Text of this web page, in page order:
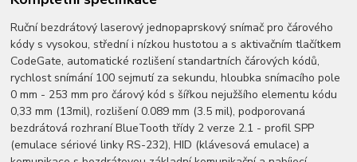
Ruční bezdrátový laserový jednopaprskový snímač pro čárového
kódy s vysokou, střední i nízkou hustotou a s aktivačním tlačítkem
CodeGate, automatické rozlišení standartních čárových kódů,
rychlost snímání 100 sejmutí za sekundu, hloubka snímacího pole
0 mm - 253 mm pro čárový kód s šířkou nejužšího elementu kódu
0,33 mm (13mil), rozlišení 0.089 mm (3.5 mil), podporovaná
bezdrátová rozhraní BlueTooth třídy 2 verze 2.1 - profil SPP
(emulace sériové linky RS-232), HID (klávesová emulace) a